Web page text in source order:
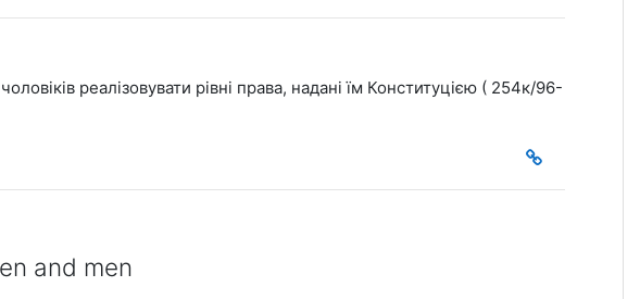
реалізовувати рівні права, надані їм Конституцією ( 254к/96-
and men